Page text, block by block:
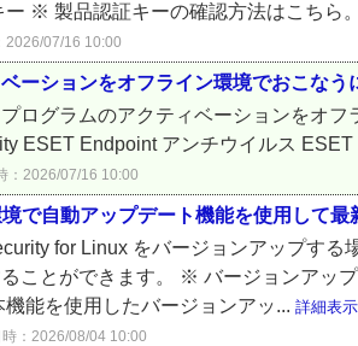
ー ※ 製品認証キーの確認方法はこちら
2026/07/16 10:00
ーションをオフライン環境でおこなう
ログラムのアクティベーションをオ
ESET Endpoint アンチウイルス
：2026/07/16 10:00
で自動アップデート機能を使用して
for Linux をバージョンアップす
ことができます。 ※ バージョンアッ
能を使用したバージョンアッ... 詳細表示
：2026/08/04 10:00